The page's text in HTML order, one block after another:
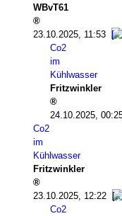
WBvT61
23.10.2025, 11:53
Co2
im
Kühlwasser
Fritzwinkler
24.10.2025,
Co2
im
Kühlwasser
Fritzwinkler
23.10.2025, 12:22
Co2